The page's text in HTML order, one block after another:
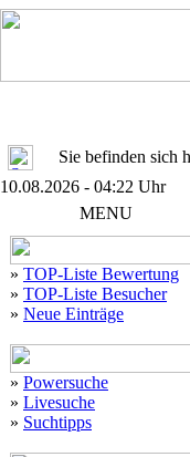
Sie befinden
10.08.2026 - 04:22 Uhr
MENU
» TOP-Liste Bewertung
» TOP-Liste Besucher
» Neue Einträge
» Powersuche
» Livesuche
» Suchtipps